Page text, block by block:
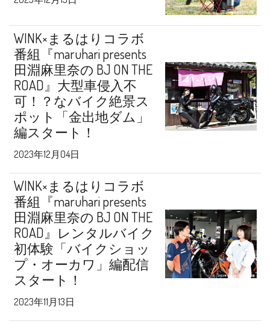
WINK×まるはりコラボ
番組『maruhari presents
田淵麻里奈の BJ ON THE
ROAD』大型車侵入不
可！？なバイク絶景ス
ポット「金出地ダム」
編スタート！
2023年12月04日
WINK×まるはりコラボ
番組『maruhari presents
田淵麻里奈の BJ ON THE
ROAD』レンタルバイク
初体験「バイクショッ
プ・オーカワ」編配信
スタート！
2023年11月13日